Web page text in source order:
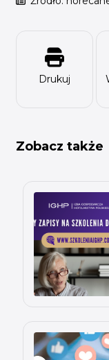
Drukuj
Zobacz także